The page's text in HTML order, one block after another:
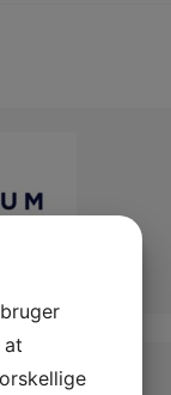
at